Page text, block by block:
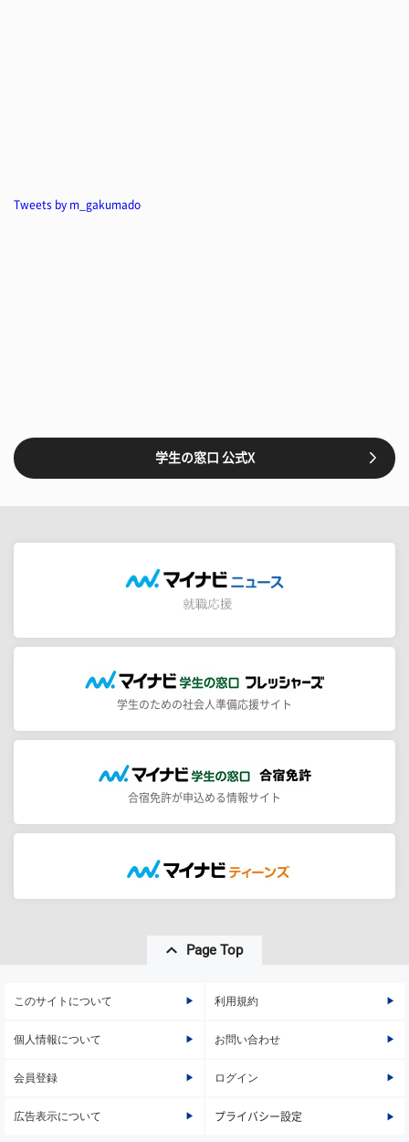
Tweets by m_gakumado
学生の窓口 公式X
学生のための社会人準備応援サイト
合宿免許が申込める情報サイト
Page Top
このサイトについて 利用規約
個人情報について お問い合わせ
会員登録 ログイン
広告表示について プライバシー設定